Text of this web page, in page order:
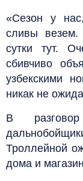
«Сезон у
сливы
сутки тут.
сбивчиво
узбекскими
никак не
В
Троллейной
дома и